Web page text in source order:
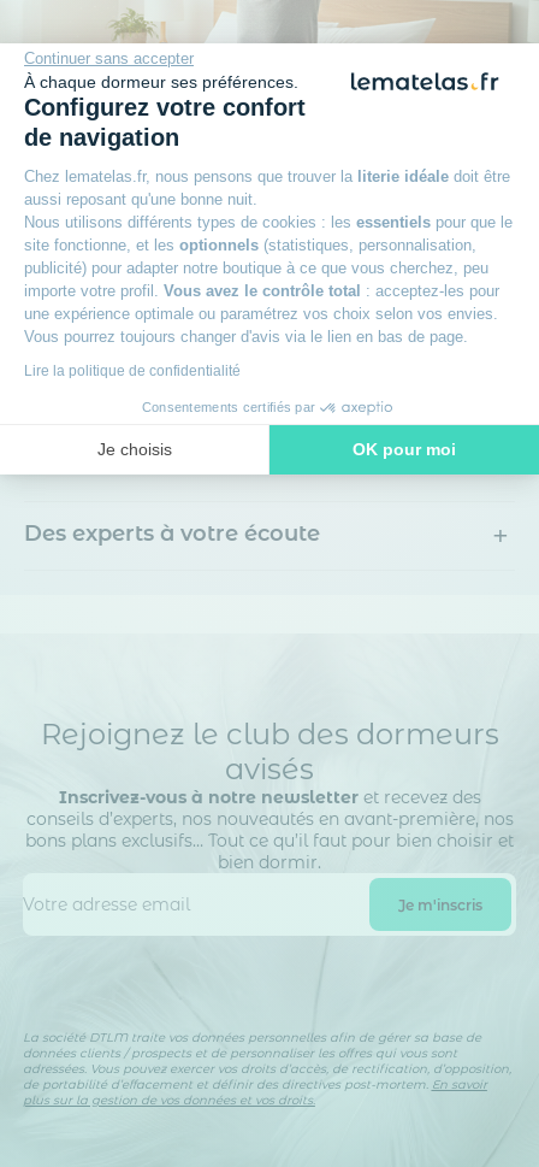
Continuer sans accepter
À chaque dormeur ses préférences.
Configurez votre confort
de navigation
Chez lematelas.fr, nous pensons que trouver la literie idéale doit être
aussi reposant qu'une bonne nuit.
Nous utilisons différents types de cookies : les essentiels pour que le
site fonctionne, et les optionnels (statistiques, personnalisation,
publicité) pour adapter notre boutique à ce que vous cherchez, peu
importe votre profil. Vous avez le contrôle total : acceptez-les pour
une expérience optimale ou paramétrez vos choix selon vos envies.
Vous pourrez toujours changer d'avis via le lien en bas de page.
Lire la politique de confidentialité
Consentements certifiés par
Je choisis OK pour moi
Notre plateforme vous permet d'adapter et de gérer vos
Plus qu'une promesse
Garantie 7 ans
100 nuits d’essai sur les matelas +
Paiement en 3x sans frais avec Oney
+
Des experts à votre écoute +
Rejoignez le club des dormeurs
avisés
Inscrivez-vous à notre newsletteret recevez des
conseils d’experts, nos nouveautés en avant-première, nos
bons plans exclusifs… Tout ce qu’il faut pour bien choisir et
bien dormir.
La société DTLM traite vos données personnelles afin de gérer sa base de
données clients / prospects et de personnaliser les offres qui vous sont
adressées. Vous pouvez exercer vos droits d’accès, de rectification, d’opposition,
de portabilité d’effacement et définir des directives post-mortem. En savoir
plus sur la gestion de vos données et vos droits.